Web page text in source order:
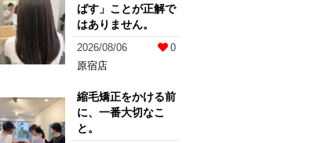
ばす」ことが正解で
はありません。
2026/08/06
0
原宿店
縮毛矯正をかける前
に、一番大切なこ
と。